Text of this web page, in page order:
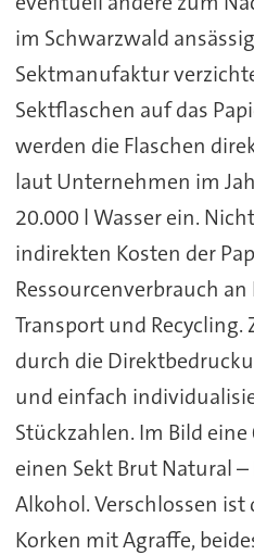
im Schwarzwald
Sektmanufaktur
Sektflaschen auf das
werden die Flaschen
laut Unternehmen im
20.000 l Wasser ein.
indirekten Kosten der
Ressourcenverbrauch
Transport und Recycling.
durch die
und einfach
Stückzahlen. Im Bild
einen Sekt Brut Natural –
Alkohol. Verschlossen
Korken mit Agraffe,